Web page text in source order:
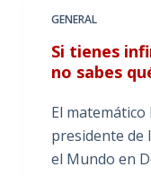
GENERAL
Si tienes
no sabes
El matemático
presidente de
el Mundo en